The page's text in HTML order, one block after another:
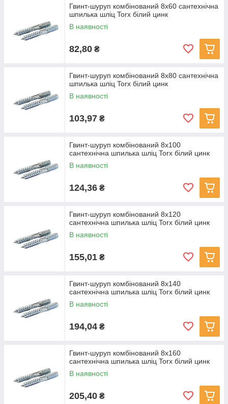
Гвинт-шуруп комбінований 8x60 сантехнічна
шпилька шліц Torx білий цинк
В наявності
82,80 ₴
Гвинт-шуруп комбінований 8x80 сантехнічна
шпилька шліц Torx білий цинк
В наявності
103,97 ₴
Гвинт-шуруп комбінований 8x100
сантехнічна шпилька шліц Torx білий цинк
В наявності
124,36 ₴
Гвинт-шуруп комбінований 8x120
сантехнічна шпилька шліц Torx білий цинк
В наявності
155,01 ₴
Гвинт-шуруп комбінований 8x140
сантехнічна шпилька шліц Torx білий цинк
В наявності
194,04 ₴
Гвинт-шуруп комбінований 8x160
сантехнічна шпилька шліц Torx білий цинк
В наявності
205,40 ₴